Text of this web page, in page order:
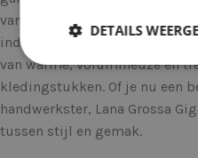
van grootschalige brei- en
indrukwekkende, super bulky
van warme, volumineuze en
kledingstukken. Of je nu een
handwerkster, Lana Grossa
tussen stijl en gemak.
DETAILS